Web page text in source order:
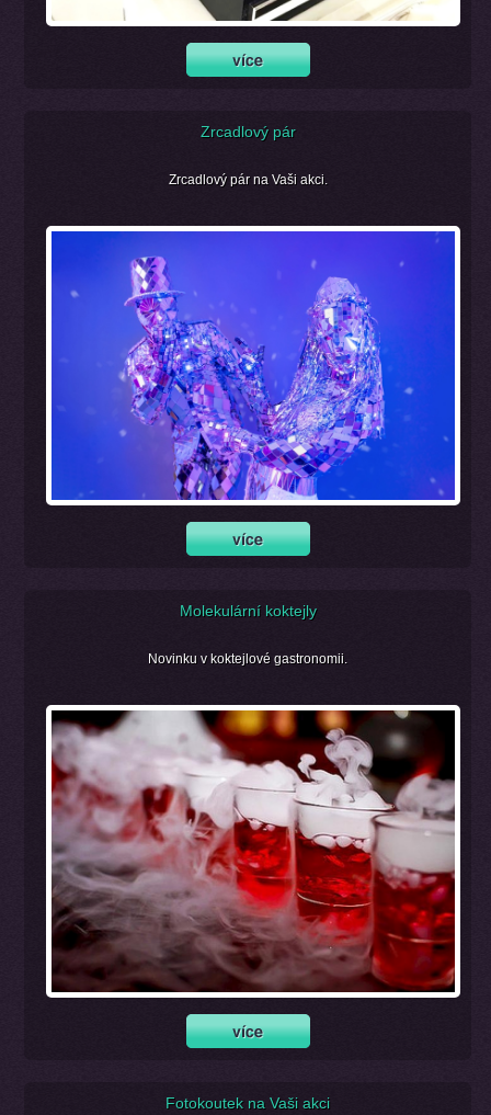
Zrcadlový pár
Zrcadlový pár na Vaši akci.
Molekulární koktejly
Novinku v koktejlové gastronomii.
Fotokoutek na Vaši akci